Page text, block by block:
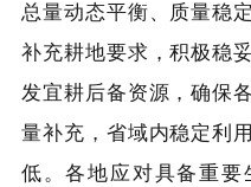
总量动态平衡、质量稳
补充耕地要求，积极稳
发宜耕后备资源，确保
量补充，省域内稳定利
低。各地应对具备重